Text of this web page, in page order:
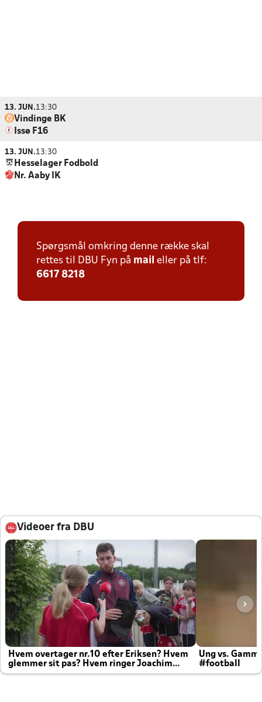
13. JUN.13:30
Vindinge BK
Issø F16
13. JUN.13:30
Hesselager Fodbold
Nr. Aaby IK
Spørgsmål omkring denne række skal
rettes til DBU Fyn på mail eller på tlf:
6617 8218
Videoer fra DBU
Hvem overtager nr.10 efter Eriksen? Hvem
glemmer sit pas? Hvem ringer Joachim
altid til efter kampe?
Ung vs.
#football